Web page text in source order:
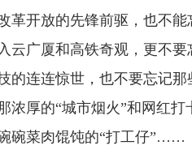
开放的先锋前驱，也不能
云广厦和高铁奇观，更不
的连连惊世，也不要忘记
浓厚的“城市烟火”和网红
碗菜肉馄饨的“打工仔”……